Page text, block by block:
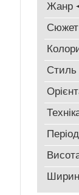
Жанр
Сюжет
Стиль